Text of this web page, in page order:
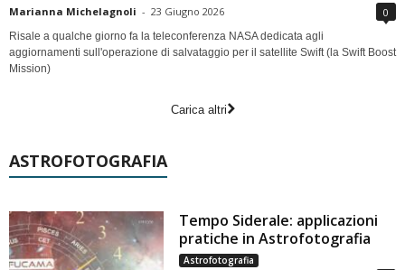
Marianna Michelagnoli - 23 Giugno 2026 0
Risale a qualche giorno fa la teleconferenza NASA dedicata agli
aggiornamenti sull'operazione di salvataggio per il satellite Swift (la Swift Boost
Mission)
Carica altri
ASTROFOTOGRAFIA
Tempo Siderale: applicazioni
pratiche in Astrofotografia
Astrofotografia